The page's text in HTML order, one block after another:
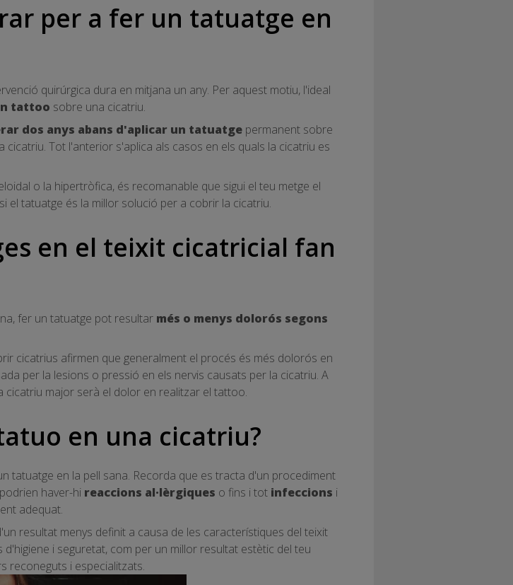
per a fer un tatuatge en
quirúrgica dura en mitjana un any. Per aquest motiu, l'ideal
tattoo sobre una cicatriu.
dos anys abans d'aplicar un tatuatge permanent sobre
Tot l'anterior s'aplica als casos en els quals la cicatriu es
o la hipertròfica, és recomanable que sigui el teu metge el
el tatuatge és la millor solució per a cobrir la cicatriu.
en el teixit cicatricial fan
fer un tatuatge pot resultar més o menys dolorós segons
cicatrius afirmen que generalment el procés és més dolorós en
per la lesions o pressió en els nervis causats per la cicatriu. A
cicatriu major serà el dolor en realitzar el tattoo.
en una cicatriu?
tatuatge en la pell sana. Recorda que es tracta d'un procediment
haver-hi reaccions al·lèrgiques o fins i tot infeccions i
adequat.
resultat menys definit a causa de les característiques del teixit
i seguretat, com per un millor resultat estètic del teu
reconeguts i especialitzats.